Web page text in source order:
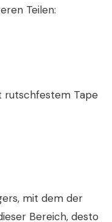
Teilen:
rutschfestem Tape
mit dem der
Bereich, desto